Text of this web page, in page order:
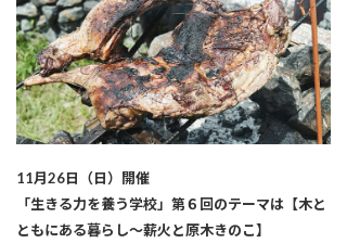
11月26日（日）開催
「生きる力を養う学校」第６回のテーマは【木と
ともにある暮らし～薪火と原木きのこ】